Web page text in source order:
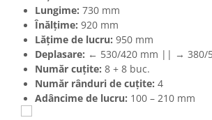
Lungime: 730 mm
Înălțime: 920 mm
Lățime de lucru: 950 mm
Deplasare: ← 530/420 mm || → 380/
Număr cuțite: 8 + 8 buc.
Număr rânduri de cuțite: 4
Adâncime de lucru: 100 – 210 mm